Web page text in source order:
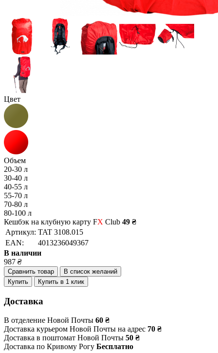
Цвет
Объем
20-30 л
30-40 л
40-55 л
55-70 л
70-80 л
80-100 л
Кешбэк на клубную карту FX Club 49 ₴
Артикул: TAT 3108.015
EAN:
4013236049367
В наличии
987 ₴
Сравнить товар
В список желаний
Купить
Купить в 1 клик
Доставка
В отделение Новой Почты 60 ₴
Доставка курьером Новой Почты на адрес 70 ₴
Доставка в поштомат Новой Почты 50 ₴
Доставка по Кривому Рогу Бесплатно